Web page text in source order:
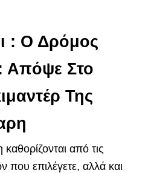
: Ο Δρόμος
Απόψε Στο
Της
από τις
που επιλέγετε, αλλά και